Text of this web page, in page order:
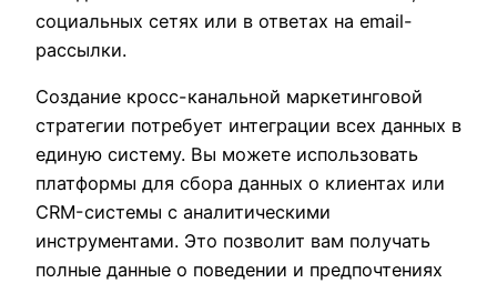
социальных сетях или в ответах на email-
рассылки.
Создание кросс-канальной маркетинговой
стратегии потребует интеграции всех данных в
единую систему. Вы можете использовать
платформы для сбора данных о клиентах или
CRM-системы с аналитическими
инструментами. Это позволит вам получать
полные данные о поведении и предпочтениях